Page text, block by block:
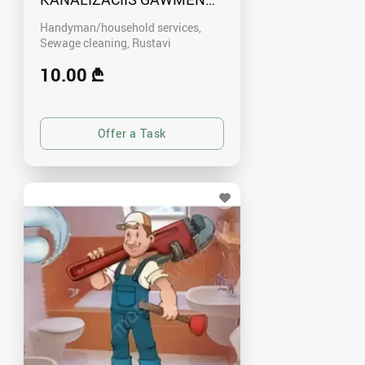
Handyman/household services,
Sewage cleaning Rustavi
10.00 ₾